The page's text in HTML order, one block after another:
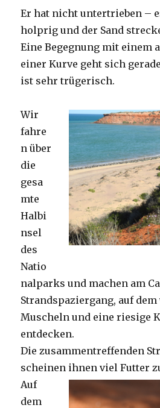
Er hat nicht untertrieben –
holprig und der Sand
Eine Begegnung mit einem
einer Kurve geht sich
ist sehr trügerisch.
Wir
fahre
n über
die
gesa
mte
Halbi
nsel
des
Natio
nalparks und machen am
Strandspaziergang, auf
Muscheln und eine riesige
entdecken.
Die zusammentreffenden
scheinen ihnen viel Futter
Auf
dem